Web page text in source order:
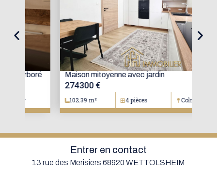
Maison mitoyenne avec jardin
274300 €
4 pièces Colmar
Entrer en contact
13 rue des Merisiers 68920 WETTOLSHEIM